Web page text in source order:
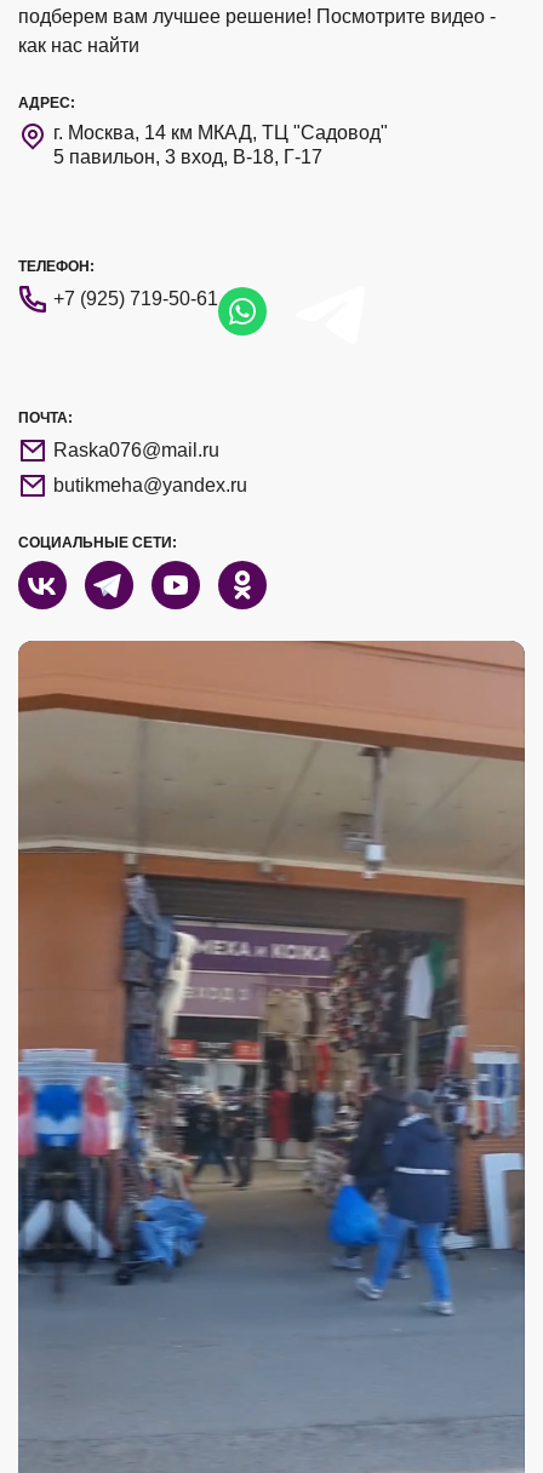
подберем вам лучшее решение! Посмотрите видео -
как нас найти
АДРЕС:
г. Москва, 14 км МКАД, ТЦ "Садовод"
5 павильон, 3 вход, В-18, Г-17
ТЕЛЕФОН:
+7 (925) 719-50-61
ПОЧТА:
Raska076@mail.ru
butikmeha@yandex.ru
СОЦИАЛЬНЫЕ СЕТИ: